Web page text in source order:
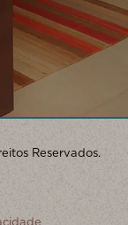
Reservados.